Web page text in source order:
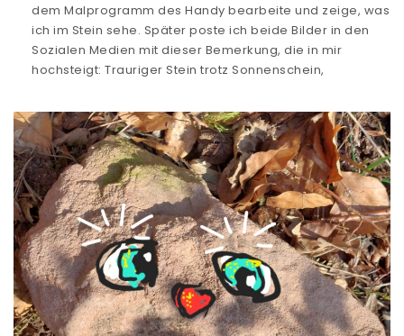
dem Malprogramm des Handy bearbeite und zeige, was
ich im Stein sehe. Später poste ich beide Bilder in den
Sozialen Medien mit dieser Bemerkung, die in mir
hochsteigt: Trauriger Stein trotz Sonnenschein,